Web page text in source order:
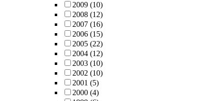
2009 (10)
2008 (12)
2007 (16)
2006 (15)
2005 (22)
2004 (12)
2003 (10)
2002 (10)
2001 (5)
2000 (4)